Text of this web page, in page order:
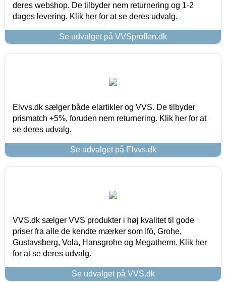
deres webshop. De tilbyder nem returnering og 1-2
dages levering. Klik her for at se deres udvalg.
Se udvalget på VVSproffen.dk
Elvvs.dk sælger både elartikler og VVS. De tilbyder
prismatch +5%, foruden nem returnering. Klik her for at
se deres udvalg.
Se udvalget på Elvvs.dk
VVS.dk sælger VVS produkter i høj kvalitet til gode
priser fra alle de kendte mærker som Ifö, Grohe,
Gustavsberg, Vola, Hansgrohe og Megatherm. Klik her
for at se deres udvalg.
Se udvalget på VVS.dk